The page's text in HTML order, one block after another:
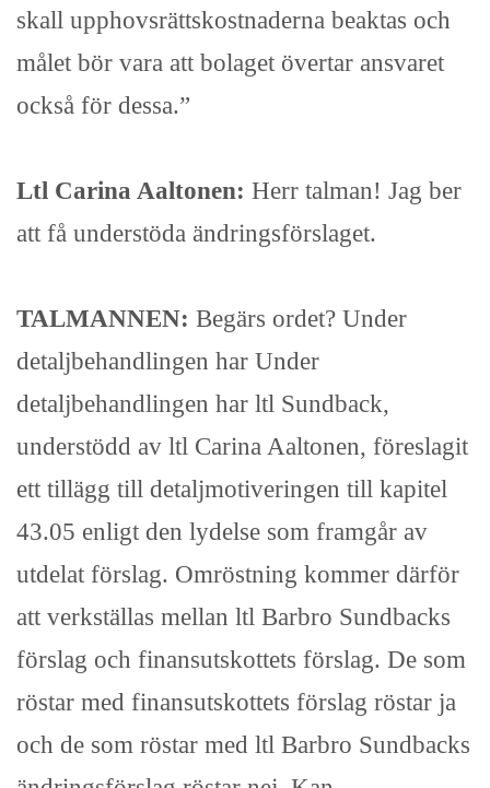
skall upphovsrättskostnaderna beaktas och
målet bör vara att bolaget övertar ansvaret
också för dessa.”
Ltl Carina Aaltonen: Herr talman! Jag ber
att få understöda ändringsförslaget.
TALMANNEN: Begärs ordet? Under
detaljbehandlingen har Under
detaljbehandlingen har ltl Sundback,
understödd av ltl Carina Aaltonen, föreslagit
ett tillägg till detaljmotiveringen till kapitel
43.05 enligt den lydelse som framgår av
utdelat förslag. Omröstning kommer därför
att verkställas mellan ltl Barbro Sundbacks
förslag och finansutskottets förslag. De som
röstar med finansutskottets förslag röstar ja
och de som röstar med ltl Barbro Sundbacks